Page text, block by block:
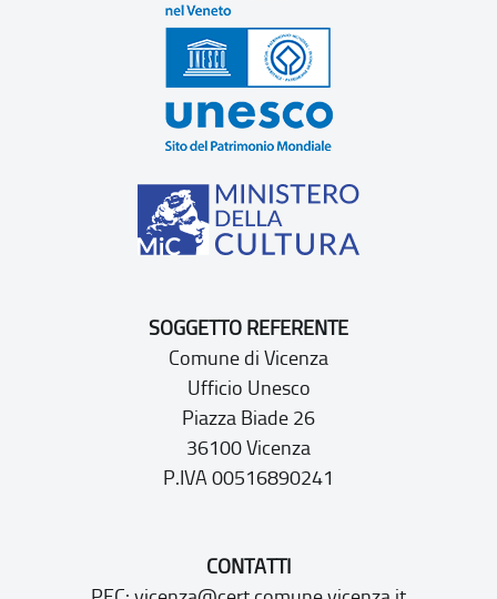
SOGGETTO REFERENTE
Comune di Vicenza
Ufficio Unesco
Piazza Biade 26
36100 Vicenza
P.IVA 00516890241
CONTATTI